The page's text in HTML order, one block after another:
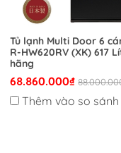
Tủ lạnh Multi Door 6
R-HW620RV (XK) 617
hãng
68.860.000₫
Thêm vào so sánh